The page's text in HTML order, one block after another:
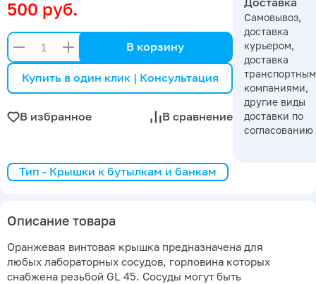
500 руб.
В корзину
Купить в один клик | Консультация
В избранное В сравнение
Самовывоз,
доставка
курьером,
доставка
компаниями,
другие виды
доставки по
согласованию
Тип - Крышки к бутылкам и банкам
Описание товара
Оранжевая винтовая крышка предназначена для
любых лабораторных сосудов, горловина которых
снабжена резьбой GL 45. Сосуды могут быть